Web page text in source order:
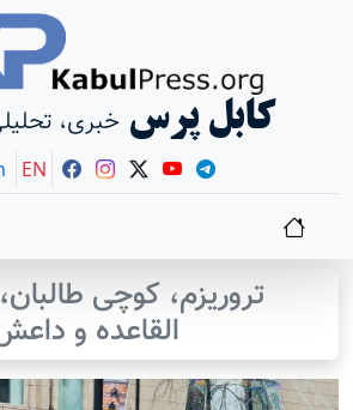
کابل پرس خبری،
EN
تروريزم، کوچی
القاعده و